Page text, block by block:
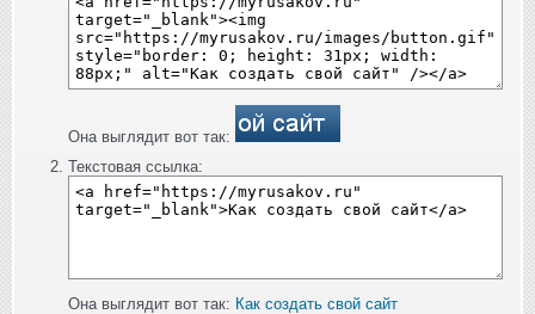
Она выглядит вот так:
Текстовая ссылка:
Она выглядит вот так: Как создать свой сайт